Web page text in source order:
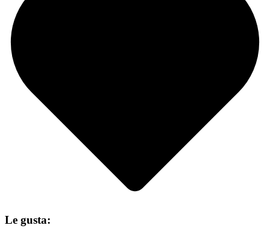
Le gusta: